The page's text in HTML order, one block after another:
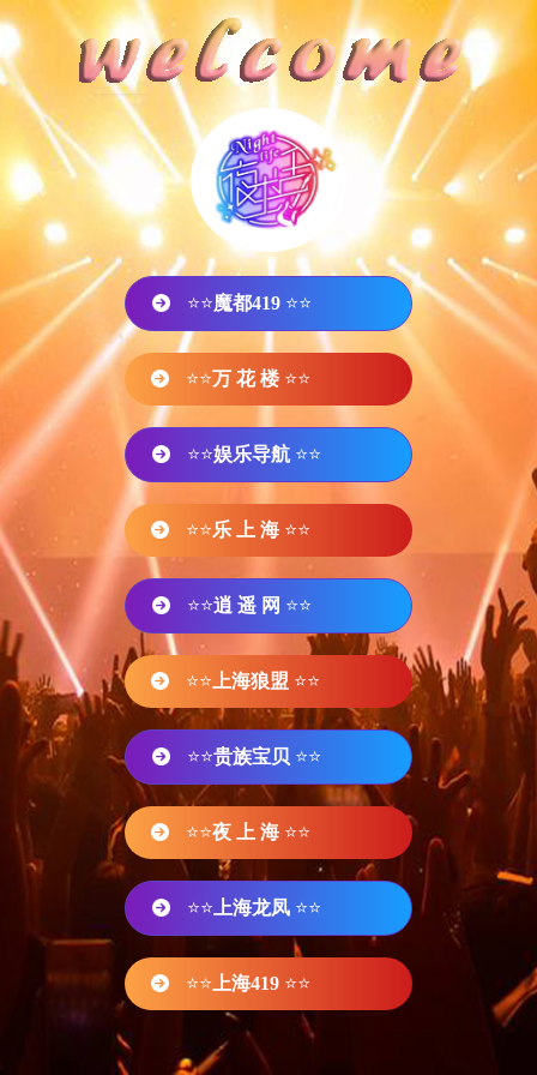
⭐⭐魔都419 ⭐⭐
⭐⭐万 花 楼 ⭐⭐
⭐⭐娱乐导航 ⭐⭐
⭐⭐乐 上 海 ⭐⭐
⭐⭐逍 遥 网 ⭐⭐
⭐⭐ 上海狼盟 ⭐⭐
⭐⭐贵族宝贝 ⭐⭐
⭐⭐夜 上 海 ⭐⭐
⭐⭐ 上海龙凤 ⭐⭐
⭐⭐ 上海419 ⭐⭐